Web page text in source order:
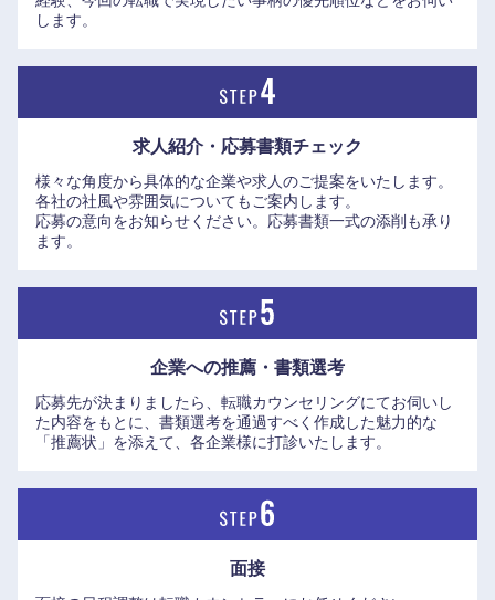
します。
求人紹介・応募書類チェック
様々な角度から具体的な企業や求人のご提案をいたします。
各社の社風や雰囲気についてもご案内します。
応募の意向をお知らせください。応募書類一式の添削も承り
ます。
企業への推薦・書類選考
応募先が決まりましたら、転職カウンセリングにてお伺いし
た内容をもとに、書類選考を通過すべく作成した魅力的な
「推薦状」を添えて、各企業様に打診いたします。
面接
香川県 愛媛県
高知県